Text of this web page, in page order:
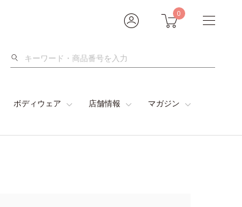
0
検
ボディウェア 店舗情報 マガジン